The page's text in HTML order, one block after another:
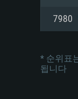
7980
* 순위표
됩니다